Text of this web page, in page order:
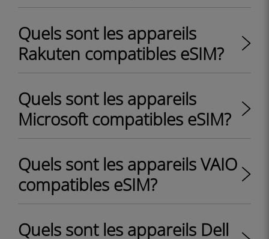
Quels sont les appareils
Rakuten compatibles eSIM?
Quels sont les appareils
Microsoft compatibles eSIM?
Quels sont les appareils VAIO
compatibles eSIM?
Quels sont les appareils Dell